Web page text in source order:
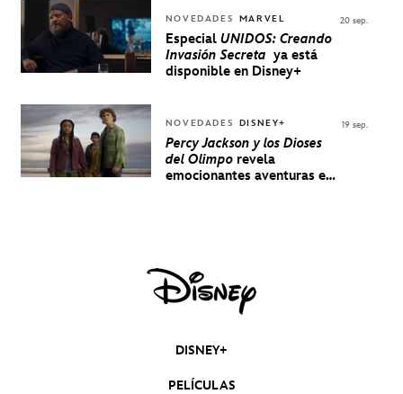
NOVEDADES MARVEL
Especial UNIDOS: Creando
Invasión Secreta ya está
disponible en Disney+
20 sep.
NOVEDADES DISNEY+
Percy Jackson y los Dioses
del Olimporevela
emocionantes aventuras en
19 sep.
DISNEY+
PELÍCULAS